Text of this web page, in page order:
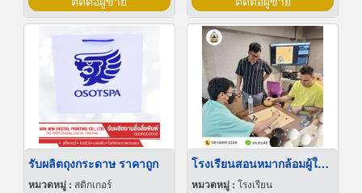
รับผลิตถุงกระดาษ ราคาถูก
หมวดหมู่ : สติกเกอร์
โรงเรียนสอนหมากล้อมผู้ใหญ่
หมวดหมู่ : โรงเรียน